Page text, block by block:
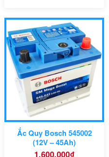
Ắc Quy Bosch 545002
(12V – 45Ah)
1.600.000₫